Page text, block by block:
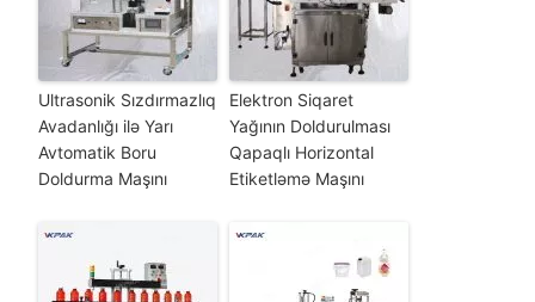
Ultrasonik Sızdırmazlıq
Avadanlığı ilə Yarı
Avtomatik Boru
Doldurma Maşını
Elektron Siqaret
Yağının Doldurulması
Qapaqlı Horizontal
Etiketləmə Maşını